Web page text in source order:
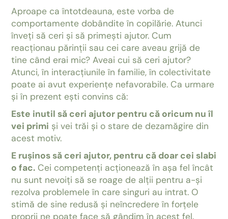
Aproape ca întotdeauna, este vorba de
comportamente dobândite în copilărie. Atunci
înveți să ceri și să primești ajutor. Cum
reacționau părinții sau cei care aveau grijă de
tine când erai mic? Aveai cui să ceri ajutor?
Atunci, în interacțiunile în familie, în colectivitate
poate ai avut experiențe nefavorabile. Ca urmare
și în prezent ești convins că:
Este inutil să ceri ajutor pentru că oricum nu îl
vei primi și vei trăi și o stare de dezamăgire din
acest motiv.
E rușinos să ceri ajutor, pentru că doar cei slabi
o fac. Cei competenți acționează în așa fel încât
nu sunt nevoiți să se roage de alții pentru a-și
rezolva problemele în care singuri au intrat. O
stimă de sine redusă și neîncredere în forțele
proprii ne poate face să gândim în acest fel.